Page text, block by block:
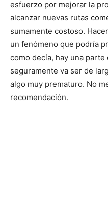
esfuerzo por mejorar la
alcanzar nuevas rutas
sumamente costoso.
un fenómeno que podría
como decía, hay una
seguramente va ser de
algo muy prematuro. No
recomendación.